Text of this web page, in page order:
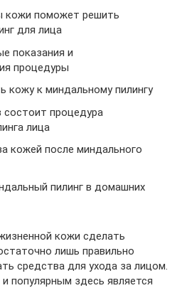
кожи поможет решить
для лица
показания и
процедуры
кожу к миндальному пилингу
состоит процедура
лица
кожей после миндального
пилинг в домашних
кожи сделать
лишь правильно
средства для ухода за лицом.
популярным здесь является